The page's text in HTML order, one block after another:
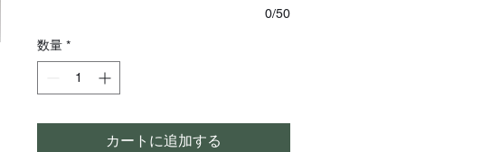
0/50
数量 *
カートに追加する